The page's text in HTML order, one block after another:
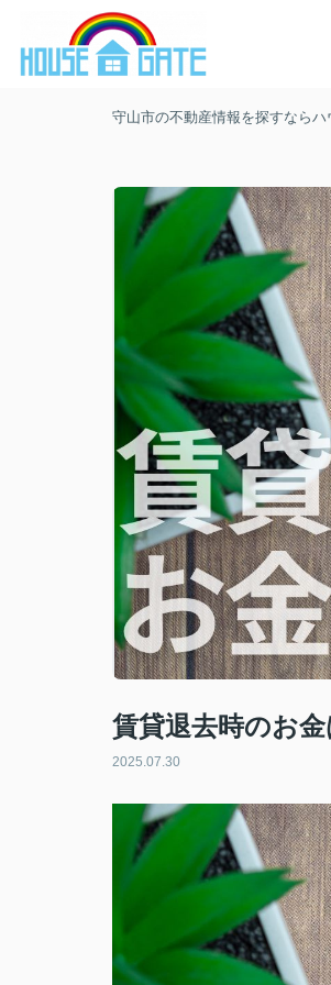
守山市の不動産情報を探すならハ
賃貸退去時のお
2025.07.30